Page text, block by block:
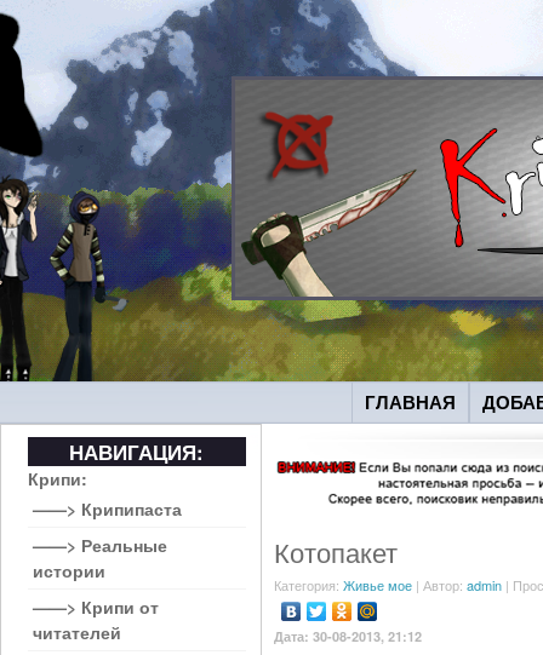
ГЛАВНАЯ
Котопакет
Категория: Живье мое | Автор: admin |
Дата: 30-08-2013, 21:12
НАВИГАЦИЯ:
Крипи:
——> Крипипаста
——> Реальные
истории
——> Крипи от
читателей